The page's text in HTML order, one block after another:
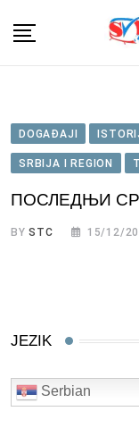
DOGAĐAJI
SRBIJA I REGION
ПОСЛЕДЊИ
BYSTC 15/12/
JEZIK
Serbian